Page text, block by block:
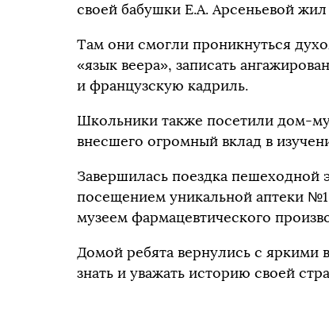
своей бабушки Е.А. Арсеньевой
Там они смогли проникнуться
«язык веера», записать
и французскую кадриль.
Школьники также посетили дом-
внесшего огромный вклад в
Завершилась поездка пешеходной
посещением уникальной аптеки
музеем фармацевтического
Домой ребята вернулись с яркими
знать и уважать историю своей